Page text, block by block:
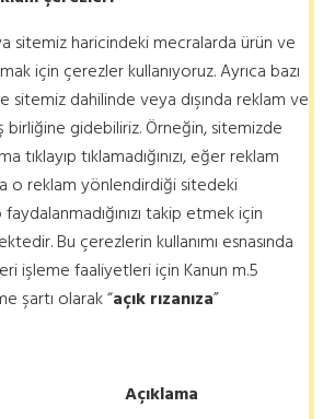
sitemiz haricindeki mecralarda ürün ve
için çerezler kullanıyoruz. Ayrıca bazı
sitemiz dahilinde veya dışında reklam ve
birliğine gidebiliriz. Örneğin, sitemizde
tıklayıp tıklamadığınızı, eğer reklam
o reklam yönlendirdiği sitedeki
takip etmek için
Bu çerezlerin kullanımı esnasında
işleme faaliyetleri için Kanun m.5
şartı olarak “açık rızanıza”
Açıklama